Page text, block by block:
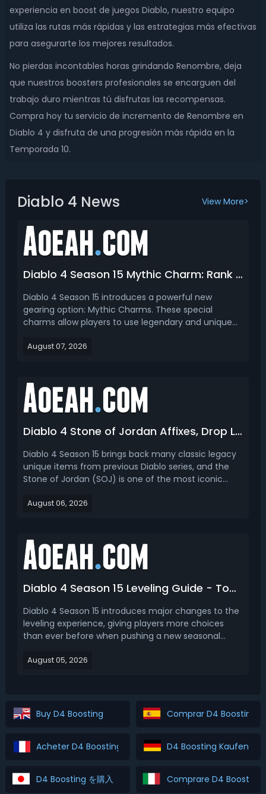
experiencia en boost de juegos Diablo, nuestro equipo
utiliza las rutas más rápidas y las estrategias más efectivas
para asegurarte los mejores resultados.
No pierdas incontables horas grindando Renombre, deja
que nuestros boosters profesionales se encarguen del
trabajo duro mientras tú disfrutas las recompensas.
Compra hoy tu servicio de incremento de Renombre en
Diablo 4 y disfruta de una progresión más rápida en la
Temporada 10.
Diablo 4 News View More>
Diablo 4 Season 15 Mythic Charm: Rank Best Mythic Charms & How to Craft
Diablo 4 Season 15 introduces a powerful new
gearing option: Mythic Charms. These special
charms allow players to use legendary and unique
customization options and opening up new
August 07, 2026
Diablo 4 Stone of Jordan Affixes, Drop Location & How to Get
Diablo 4 Season 15 brings back many classic legacy
unique items from previous Diablo series, and the
Stone of Jordan (SOJ) is one of the most iconic
this legacy unique ring returns in Diablo 4 with
August 06, 2026
Diablo 4 Season 15 Leveling Guide - Top 3 Best Ways to Get Level 70
Diablo 4 Season 15 introduces major changes to the
leveling experience, giving players more choices
than ever before when pushing a new seasonal
Season 15 leveling guide covers the 3 best leveling
August 05, 2026
Buy D4 Boosting Comprar D4 Boosting
Acheter D4 Boosting D4 Boosting Kaufen
D4 Boosting を購入 Comprare D4 Boosting